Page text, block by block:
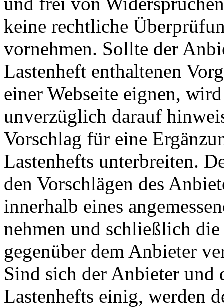
keine rechtliche
vornehmen. Sollte der
Lastenheft enthaltenen
einer Webseite eignen,
unverzüglich darauf
Vorschlag für eine
Lastenhefts unterbreiten.
den Vorschlägen des
innerhalb eines
nehmen und schließlich
gegenüber dem Anbieter
Sind sich der Anbieter
Lastenhefts einig, werden